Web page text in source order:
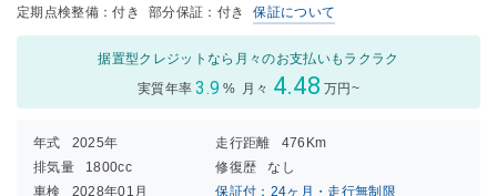
定期点検整備：付き 部分保証：付き 保証について
据置型クレジットなら月々のお支払いもラクラク
実質年率 3.9 % 月々 4.48 万円~
年式 2025年 走行距離
476Km
排気量
1800cc 修復歴
なし
車検
2028年01月 保証付：24ヶ月・走行無制限